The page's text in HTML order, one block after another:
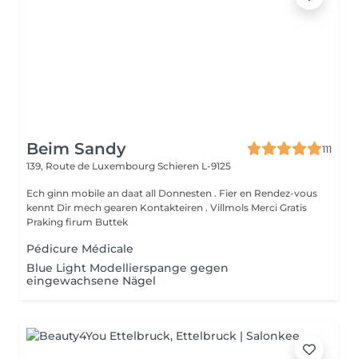
Beim Sandy
111
139, Route de Luxembourg Schieren L-9125
Ech ginn mobile an daat all Donnesten . Fier en Rendez-vous
kennt Dir mech gearen Kontakteiren . Villmols Merci Gratis
Praking firum Buttek
Pédicure Médicale
Blue Light Modellierspange gegen
eingewachsene Nägel